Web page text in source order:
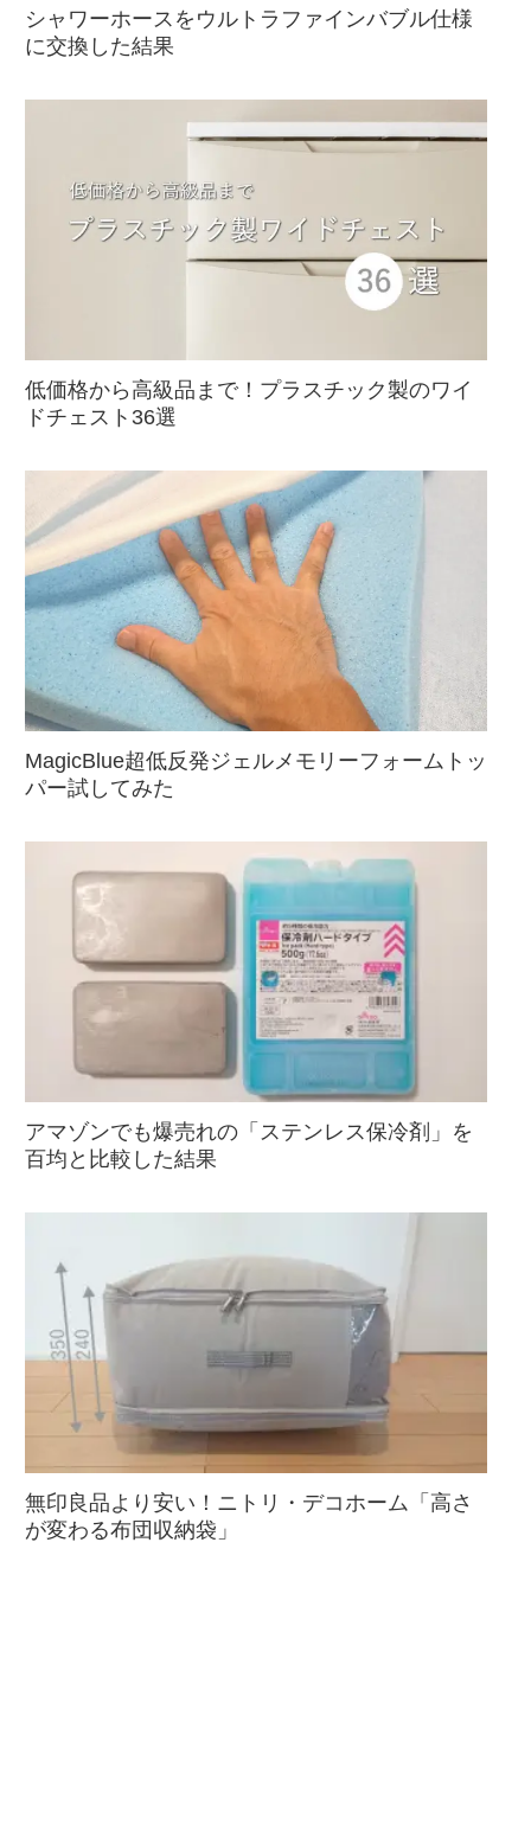
シャワーホースをウルトラファインバブル仕様
に交換した結果
低価格から高級品まで！プラスチック製のワイ
ドチェスト36選
MagicBlue超低反発ジェルメモリーフォームトッ
パー試してみた
アマゾンでも爆売れの「ステンレス保冷剤」を
百均と比較した結果
無印良品より安い！ニトリ・デコホーム「高さ
が変わる布団収納袋」